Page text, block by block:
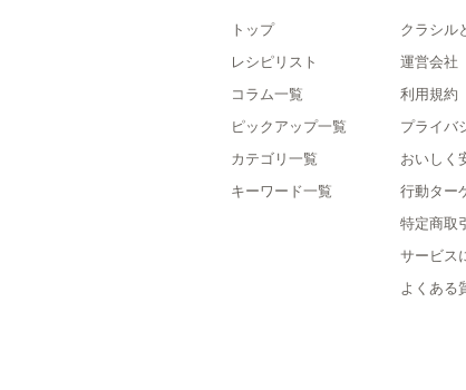
トップ
レシピリスト
コラム一覧
ピックアップ一覧
カテゴリ一覧
キーワード一覧
クラシル
運営会社
利用規約
プライバ
おいしく
行動ター
特定商取
サービス
よくある